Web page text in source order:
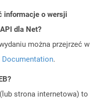
informacje o wersji
dla Net?
można przejrzeć w
.
strona internetowa) to